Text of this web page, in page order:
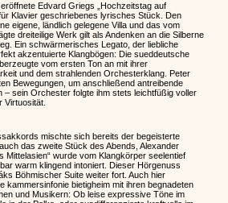
Edvard Griegs „Hochzeitstag auf
Klavier geschriebenes lyrisches Stück. Den
eigene, ländlich gelegene Villa und das vom
dreiteilige Werk gilt als Andenken an die Silberne
Ein schwärmerisches Legato, der liebliche
akzentuierte Klangbögen: Die sueddeutsche
vom ersten Ton an mit ihrer
und dem strahlenden Orchesterklang. Peter
Bewegungen, um anschließend antreibende
– sein Orchester folgte ihm stets leichtfüßig voller
Virtuosität.
mischte sich bereits der begeisterte
das zweite Stück des Abends, Alexander
Mittelasien“ wurde vom Klangkörper seelentief
warm klingend intoniert. Dieser Hörgenuss
Böhmischer Suite weiter fort. Auch hier
kammersinfonie bietigheim mit ihren begnadeten
und Musikern: Ob leise expressive Töne im